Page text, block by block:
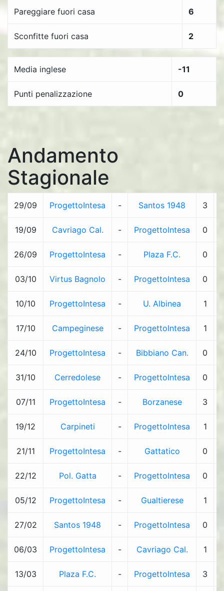
Pareggiare fuori casa 6
Sconfitte fuori casa 2
Media inglese -11
Punti penalizzazione 0
Andamento
Stagionale
29/09 ProgettoIntesa - Santos 1948 3
19/09 Cavriago Cal. - ProgettoIntesa 0
26/09 ProgettoIntesa - Plaza F.C. 0
03/10 Virtus Bagnolo - ProgettoIntesa 0
10/10 ProgettoIntesa - U. Albinea 1
17/10 Campeginese - ProgettoIntesa 1
24/10 ProgettoIntesa - Bibbiano Can. 0
31/10 Cerredolese - ProgettoIntesa 0
07/11 ProgettoIntesa - Borzanese 3
19/12 Carpineti - ProgettoIntesa 1
21/11 ProgettoIntesa - Gattatico 0
22/12 Pol. Gatta - ProgettoIntesa 0
05/12 ProgettoIntesa - Gualtierese 1
27/02 Santos 1948 - ProgettoIntesa 0
06/03 ProgettoIntesa - Cavriago Cal. 1
13/03 Plaza F.C. - ProgettoIntesa 3